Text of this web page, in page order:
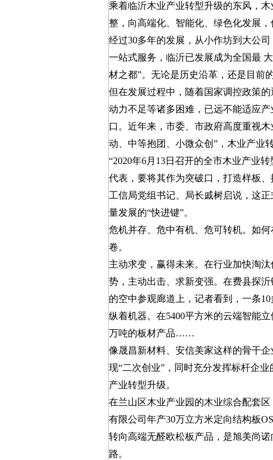
乘着临沂木业产业转型升级的东风，
整，向高端化、智能化、绿色化发展
经过30多年的发展，从小作坊到大公
一站式服务，临沂已发展成为全国最
材之都”。无论是历史沿革，还是目前
但在发展过程中，随着国家调控政策
动力不足等诸多困难，已远不能适应
口。近年来，市委、市政府高度重视
动、中等抱团、小微众创”，木业产业
“2020年6月13日召开的全市木业产业
代表，要将其作为突破口，打造样板
工信局党组书记、局长戚树启说，这
量发展的“快进键”。
危机并存、危中有机、危可转机。如
卷。
主动求变，赢得未来。在行业加快淘
势，主动出击、求新变强。在费县探
的空中参观廊道上，记者看到，一条
纵着机器。在5400平方米的云端智能
万吨的板材产品……
像晟昌新材料、安信美家这样的骨干
现“二次创业”，同时充分发挥标杆企
产业转型升级。
在兰山区木业产业园的木业综合配套
有限公司年产30万立方米定向结构板
转向高端无醛欧松板产品，是旭美尚
路。